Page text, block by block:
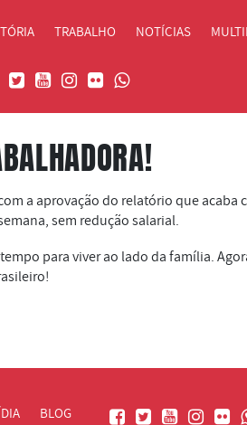
TRABALHO NOTÍCIAS
a aprovação do relatório que acaba
sem redução salarial.
para viver ao lado da família.
BLOG